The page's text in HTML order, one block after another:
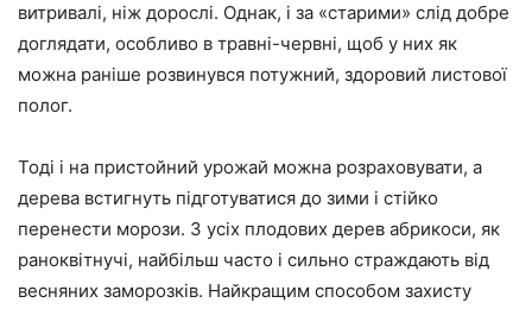
витривалі, ніж дорослі. Однак, і за «старими» слід добре
доглядати, особливо в травні-червні, щоб у них як
можна раніше розвинувся потужний, здоровий листової
полог.
Тоді і на пристойний урожай можна розраховувати, а
дерева встигнуть підготуватися до зими і стійко
перенести морози. З усіх плодових дерев абрикоси, як
раноквітнучі, найбільш часто і сильно страждають від
весняних заморозків. Найкращим способом захисту